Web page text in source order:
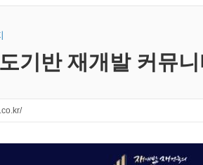
기반 재개발 커뮤